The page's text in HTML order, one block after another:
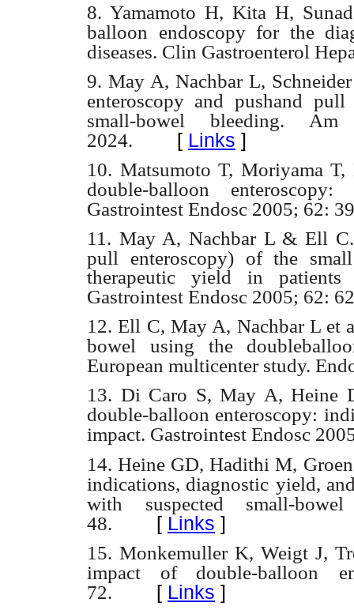
8. Yamamoto H, Kita H,
balloon endoscopy for the
diseases. Clin Gastroenterol
9. May A, Nachbar L,
enteroscopy and pushand pull
small-bowel bleeding.
2024. [ Links ]
10. Matsumoto T, Moriyama
double-balloon enteroscopy:
Gastrointest Endosc 2005; 62:
11. May A, Nachbar L & Ell C.
pull enteroscopy) of the small
therapeutic yield in patients
Gastrointest Endosc 2005; 62:
12. Ell C, May A, Nachbar L et
bowel using the
European multicenter study.
13. Di Caro S, May A, Heine
double-balloon enteroscopy:
impact. Gastrointest Endosc
14. Heine GD, Hadithi M,
indications, diagnostic yield,
with suspected small-
48. [ Links ]
15. Monkemuller K, Weigt J,
impact of double-balloon
72. [ Links ]